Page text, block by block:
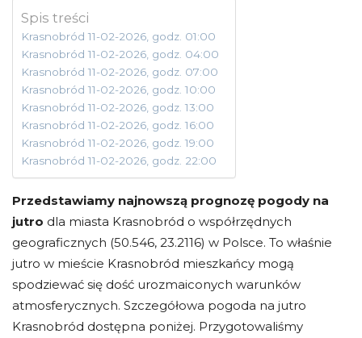
Spis treści
Krasnobród 11-02-2026, godz. 01:00
Krasnobród 11-02-2026, godz. 04:00
Krasnobród 11-02-2026, godz. 07:00
Krasnobród 11-02-2026, godz. 10:00
Krasnobród 11-02-2026, godz. 13:00
Krasnobród 11-02-2026, godz. 16:00
Krasnobród 11-02-2026, godz. 19:00
Krasnobród 11-02-2026, godz. 22:00
Przedstawiamy najnowszą prognozę pogody na
jutro dla miasta Krasnobród o współrzędnych
geograficznych (50.546, 23.2116) w Polsce. To właśnie
jutro w mieście Krasnobród mieszkańcy mogą
spodziewać się dość urozmaiconych warunków
atmosferycznych. Szczegółowa pogoda na jutro
Krasnobród dostępna poniżej. Przygotowaliśmy